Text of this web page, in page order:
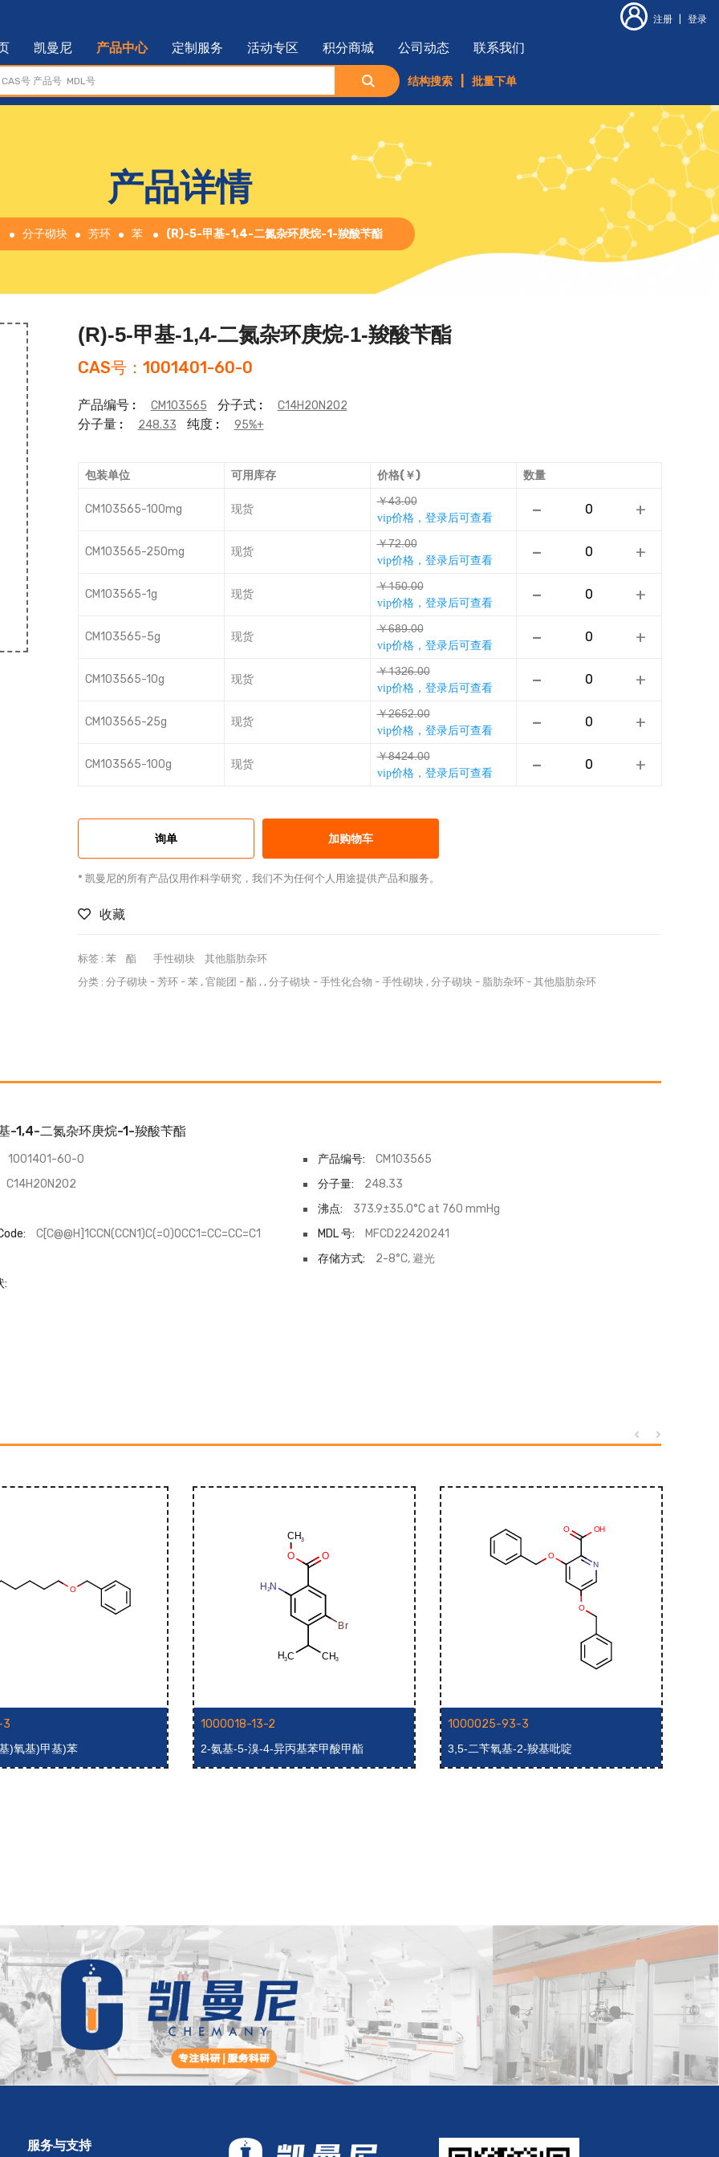
注册 登录
凯曼尼 产品中心 定制服务 活动专区 积分商城 公司动态 联系我们
结构搜索 批量下单
产品详情
分子砌块 芳环 苯 (R)-5-甲基-1,4-二氮杂环庚烷-1-羧酸苄酯
(R)-5-甲基-1,4-二氮杂环庚烷-1-羧酸苄酯
CAS号：1001401-60-0
产品编号 : CM103565 分子式 : C14H20N2O2
分子量 : 248.33 纯度 : 95%+
包装单位 可用库存 价格(￥) 数量
CM103565-100mg 现货
￥ƦưǶȺȺ
vip价格，登录后可查看
- +
CM103565-250mg 现货
￥ȬƎǶȺȺ
vip价格，登录后可查看
- +
CM103565-1g 现货
￥ǜǊȺǶȺȺ
vip价格，登录后可查看
- +
CM103565-5g 现货
￥țƀȁǶȺȺ
vip价格，登录后可查看
- +
CM103565-10g 现货
￥ǜưƎțǶȺȺ
vip价格，登录后可查看
- +
CM103565-25g 现货
￥ƎțǊƎǶȺȺ
vip价格，登录后可查看
- +
CM103565-100g 现货
￥ƀƦƎƦǶȺȺ
vip价格，登录后可查看
- +
询单 加购物车
* 凯曼尼的所有产品仅用作科学研究，我们不为任何个人用途提供产品和服务。
收藏
标签 : 苯 酯 手性砌块
其他脂肪杂环
分类 : 分子砌块- 芳环- 苯, 官能团 - 酯 , , 分子砌块- 手性化合物 - 手性砌块, 分子砌块- 脂肪杂环- 其他脂肪杂环
-1,4-二氮杂环庚烷-1-羧酸苄酯
1001401-60-0 产品编号:
CM103565
C14H20N2O2
分子量:
248.33
沸点:
373.9±35.0°C at 760 mmHg
C[C@@H]1CCN(CCN1)C(=O)OCC1=CC=CC=C1 MDL 号:
MFCD22420241
存储方式:
2-8°C, 避光
:
3
)氧基)甲基)苯
1000018-13-2
2-氨基-5-溴-4-异丙基苯甲酸甲酯
1000025-93-3
3,5-二苄氧基-2-羧基吡啶
服务与支持